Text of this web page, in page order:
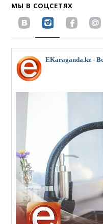
МЫ В СОЦСЕТЯХ
EKaraganda.kz -